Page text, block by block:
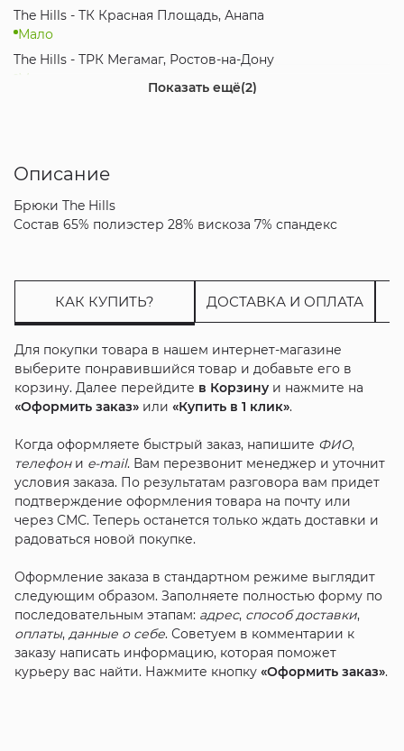
The Hills - ТК Красная Площадь, Анапа
Мало
The Hills - ТРК Мегамаг, Ростов-на-Дону
Мало
Мало
Показать ещё(2)
Описание
Брюки The Hills
Состав 65% полиэстер 28% вискоза 7% спандекс
КАК КУПИТЬ? ДОСТАВКА И ОПЛАТА
Для покупки товара в нашем интернет-магазине
выберите понравившийся товар и добавьте его в
корзину. Далее перейдите в Корзинуи нажмите на
«Оформить заказ»или «Купить в 1 клик».
Когда оформляете быстрый заказ, напишите ФИО,
телефони e-mail. Вам перезвонит менеджер и уточнит
условия заказа. По результатам разговора вам придет
подтверждение оформления товара на почту или
через СМС. Теперь останется только ждать доставки и
радоваться новой покупке.
Оформление заказа в стандартном режиме выглядит
следующим образом. Заполняете полностью форму по
последовательным этапам: адрес, способ доставки,
оплаты, данные о себе. Советуем в комментарии к
заказу написать информацию, которая поможет
курьеру вас найти. Нажмите кнопку «Оформить заказ».